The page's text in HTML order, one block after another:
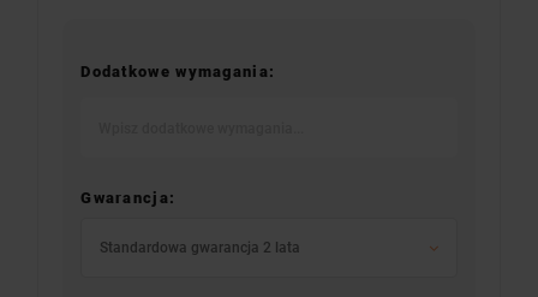
Dodatkowe wymagania:
Gwarancja:
Standardowa gwarancja 2 lata